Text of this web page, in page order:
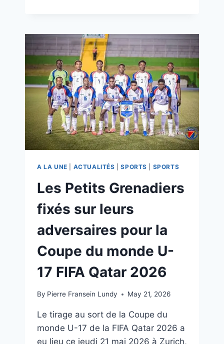
A LA UNE ACTUALITÉS |SPORTS SPORTS
Les Petits Grenadiers
fixés sur leurs
adversaires pour la
Coupe du monde U-
17 FIFA Qatar 2026
By Pierre Fransein Lundy May 21, 2026
Le tirage au sort de la Coupe du
monde U-17 de la FIFA Qatar 2026 a
eu lieu ce jeudi 21 mai 2026 à Zurich,